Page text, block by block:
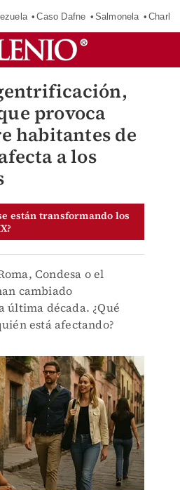
Caso Dafne Salmonela
provoca
habitantes de
a los
están transformando los
Condesa o el
cambiado
última década. ¿Qué
está afectando?